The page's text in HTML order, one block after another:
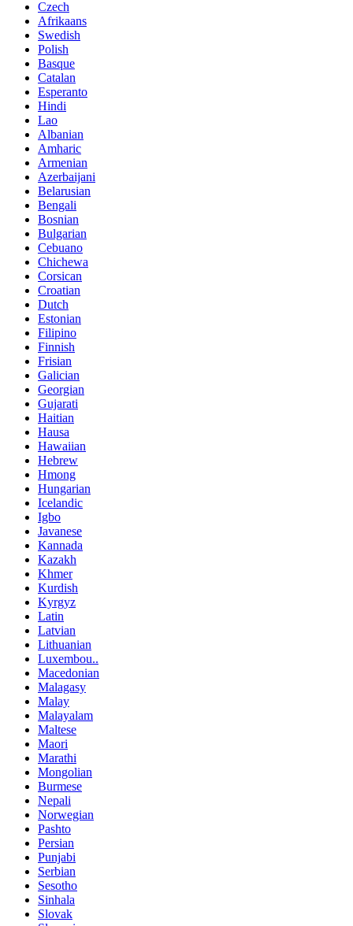
Czech
Afrikaans
Swedish
Polish
Basque
Catalan
Esperanto
Hindi
Lao
Albanian
Amharic
Armenian
Azerbaijani
Belarusian
Bengali
Bosnian
Bulgarian
Cebuano
Chichewa
Corsican
Croatian
Dutch
Estonian
Filipino
Finnish
Frisian
Galician
Georgian
Gujarati
Haitian
Hausa
Hawaiian
Hebrew
Hmong
Hungarian
Icelandic
Igbo
Javanese
Kannada
Kazakh
Khmer
Kurdish
Kyrgyz
Latin
Latvian
Lithuanian
Luxembou..
Macedonian
Malagasy
Malay
Malayalam
Maltese
Maori
Marathi
Mongolian
Burmese
Nepali
Norwegian
Pashto
Persian
Punjabi
Serbian
Sesotho
Sinhala
Slovak